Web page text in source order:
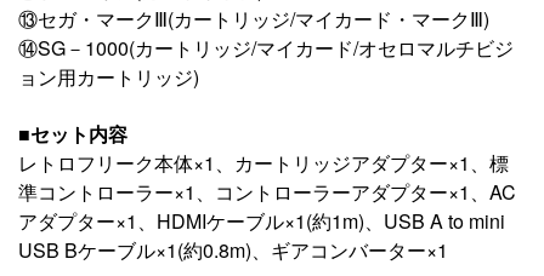
⑬セガ・マークⅢ(カートリッジ/マイカード・マークⅢ)
⑭SG－1000(カートリッジ/マイカード/オセロマルチビジ
ョン用カートリッジ)
■セット内容
レトロフリーク本体×1、カートリッジアダプター×1、標
準コントローラー×1、コントローラーアダプター×1、AC
アダプター×1、HDMIケーブル×1(約1m)、USB A to mini
USB Bケーブル×1(約0.8m)、ギアコンバーター×1